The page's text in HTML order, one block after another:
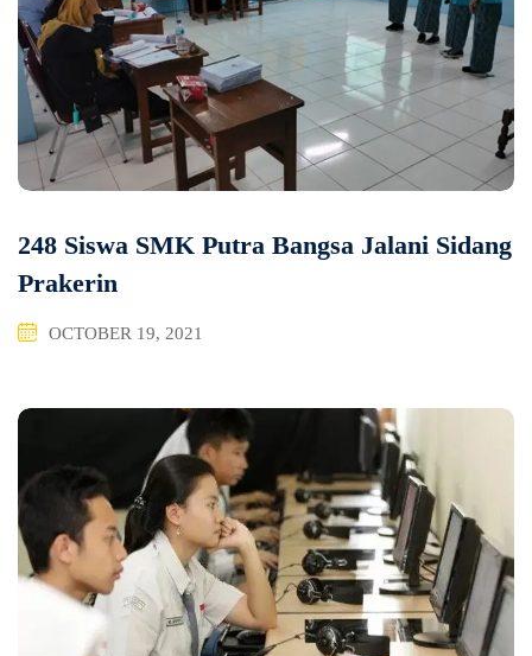
248 Siswa SMK Putra Bangsa Jalani Sidang
Prakerin
OCTOBER 19, 2021